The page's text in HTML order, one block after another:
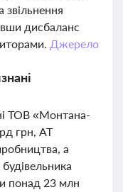
дисбаланс
Джерело
ТОВ «Монтана-
грн, АТ
а
понад 23 млн